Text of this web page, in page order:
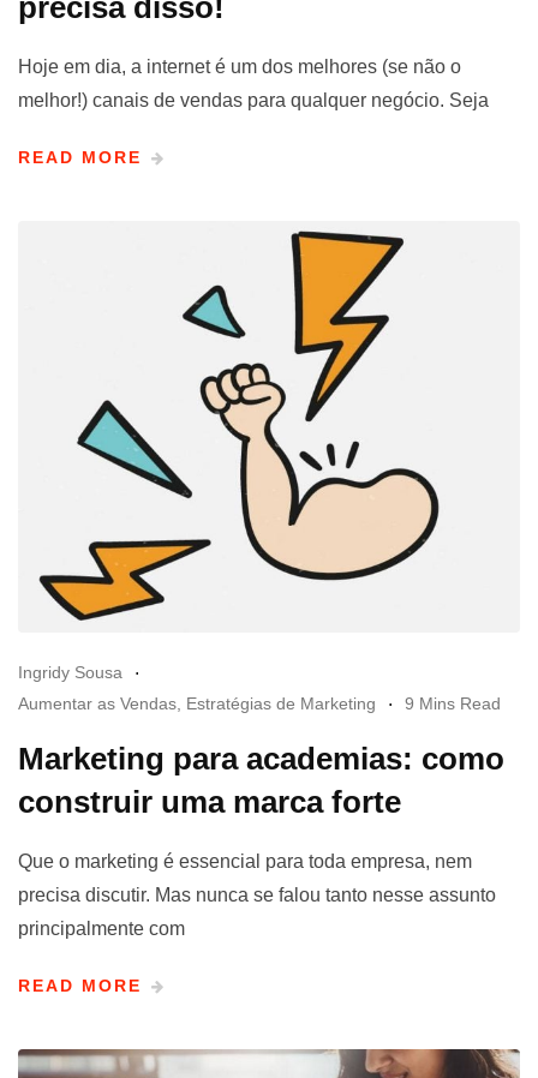
Hoje em dia, a internet é um dos melhores (se não o
melhor!) canais de vendas para qualquer negócio. Seja
READ MORE
Ingridy Sousa
Aumentar as Vendas Estratégias de Marketing 9 Mins Read
Marketing para academias: como
construir uma marca forte
Que o marketing é essencial para toda empresa, nem
precisa discutir. Mas nunca se falou tanto nesse assunto
principalmente com
READ MORE